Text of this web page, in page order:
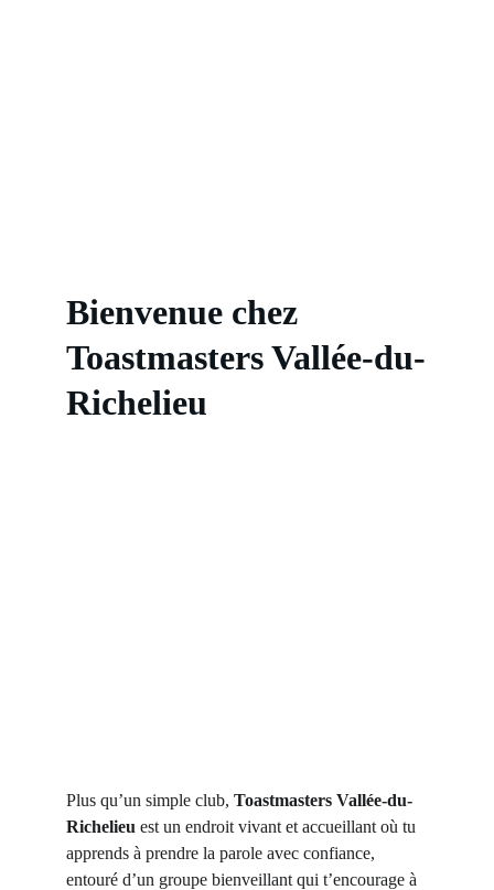
Bienvenue chez
Toastmasters Vallée-du-
Richelieu
Plus qu’un simple club, Toastmasters Vallée-du-
Richelieu est un endroit vivant et accueillant où tu
apprends à prendre la parole avec confiance,
entouré d’un groupe bienveillant qui t’encourage à